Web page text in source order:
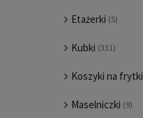
Etażerki (5)
Kubki (331)
Koszyki na frytki
Maselniczki (9)